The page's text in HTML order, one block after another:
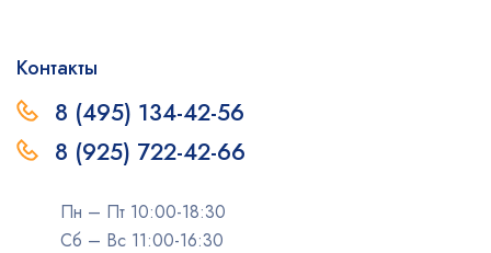
Контакты
8 (495) 134-42-56
8 (925) 722-42-66
Пн – Пт 10:00-18:30
Сб – Вс 11:00-16:30